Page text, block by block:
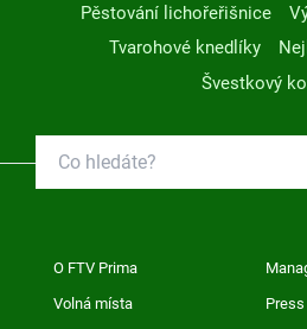
Pěstování lichořeřišnice
Tvarohové knedlíky
Švestkový
O FTV Prima
Volná místa Press